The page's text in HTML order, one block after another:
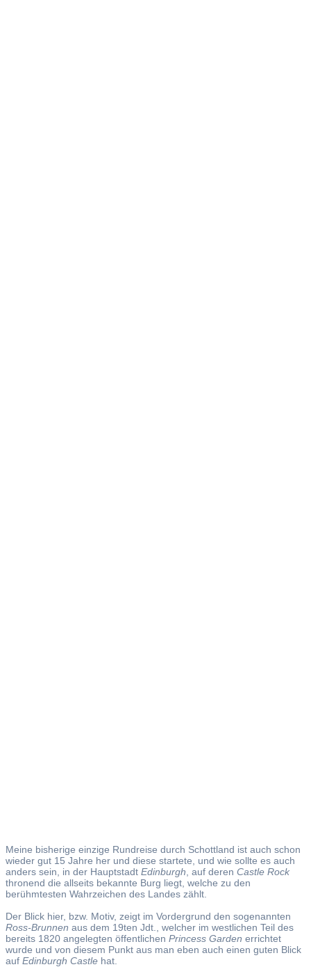
Meine bisherige einzige Rundreise durch Schottland ist auch schon
wieder gut 15 Jahre her und diese startete, und wie sollte es auch
anders sein, in der Hauptstadt Edinburgh , auf deren Castle Rock
thronend die allseits bekannte Burg liegt, welche zu den
berühmtesten Wahrzeichen des Landes zählt.
Der Blick hier, bzw. Motiv, zeigt im Vordergrund den sogenannten
Ross-Brunnen aus dem 19ten Jdt., welcher im westlichen Teil des
bereits 1820 angelegten öffentlichen Princess Garden errichtet
wurde und von diesem Punkt aus man eben auch einen guten Blick
auf Edinburgh Castle hat.